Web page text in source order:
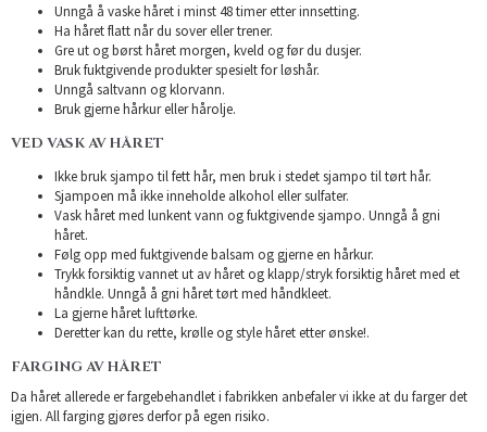
Unngå å vaske håret i minst 48 timer etter innsetting.
Ha håret flatt når du sover eller trener.
Gre ut og børst håret morgen, kveld og før du dusjer.
Bruk fuktgivende produkter spesielt for løshår.
Unngå saltvann og klorvann.
Bruk gjerne hårkur eller hårolje.
VED VASK AV HÅRET
Ikke bruk sjampo til fett hår, men bruk i stedet sjampo til tørt hår.
Sjampoen må ikke inneholde alkohol eller sulfater.
Vask håret med lunkent vann og fuktgivende sjampo. Unngå å gni
håret.
Følg opp med fuktgivende balsam og gjerne en hårkur.
Trykk forsiktig vannet ut av håret og klapp/stryk forsiktig håret med et
håndkle. Unngå å gni håret tørt med håndkleet.
La gjerne håret lufttørke.
Deretter kan du rette, krølle og style håret etter ønske!.
FARGING AV HÅRET
Da håret allerede er fargebehandlet i fabrikken anbefaler vi ikke at du farger det
igjen. All farging gjøres derfor på egen risiko.